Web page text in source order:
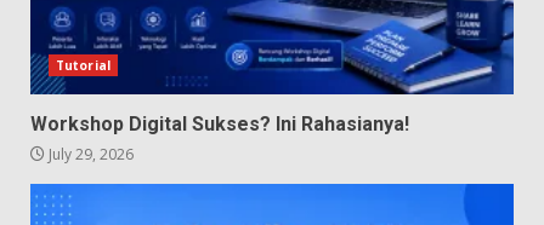
Tutorial
Workshop Digital Sukses? Ini Rahasianya!
July 29, 2026